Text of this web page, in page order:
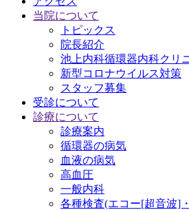
当院について
トピックス
院長紹介
池上内科循環器内科クリ
新型コロナウイルス対策
スタッフ募集
受診について
診療について
診療案内
循環器の病気
血液の病気
高血圧
一般内科
各種検査(エコー[超音波]